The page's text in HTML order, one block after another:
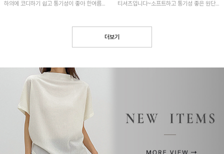
하의에 코디하기 쉽고 통기성이 좋아 한여름에
티셔츠입니다~소프트하고 통기성 좋은 원단
더보기